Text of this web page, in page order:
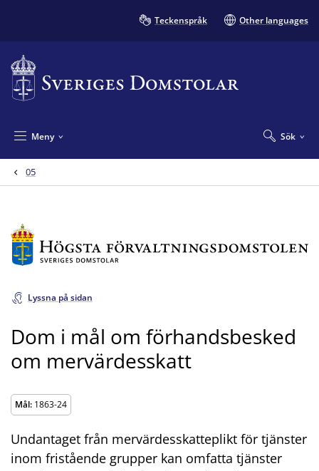
Teckenspråk Other languages
Sök
Meny
05
Lyssna på sidan
Dom i mål om förhandsbesked
om mervärdesskatt
Mål: 1863-24
Undantaget från mervärdesskatteplikt för tjänster
inom fristående grupper kan omfatta tjänster